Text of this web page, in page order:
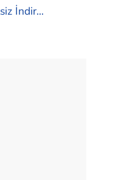
İndir...